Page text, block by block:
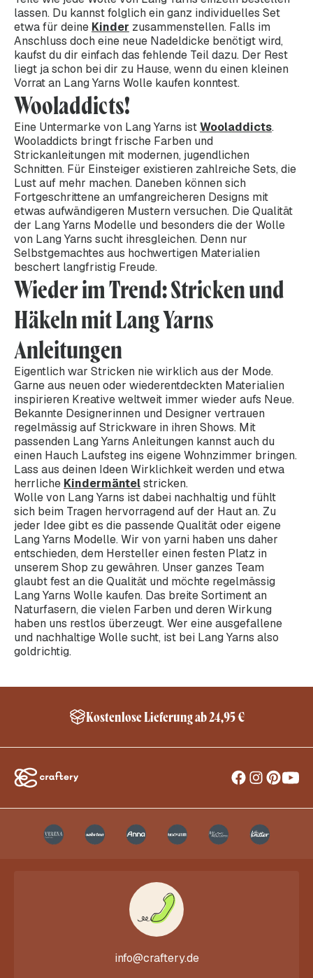
lassen. Du kannst folglich ein ganz individuelles Set
etwa für deine Kinder zusammenstellen. Falls im
Anschluss doch eine neue Nadeldicke benötigt wird,
kaufst du dir einfach das fehlende Teil dazu. Der Rest
liegt ja schon bei dir zu Hause, wenn du einen kleinen
Vorrat an Lang Yarns Wolle kaufen konntest.
Wooladdicts!
Eine Untermarke von Lang Yarns istWooladdicts.
Wooladdicts bringt frische Farben und
Strickanleitungen mit modernen, jugendlichen
Schnitten. Für Einsteiger existieren zahlreiche Sets, die
Lust auf mehr machen. Daneben können sich
Fortgeschrittene an umfangreicheren Designs mit
etwas aufwändigeren Mustern versuchen. Die Qualität
der Lang Yarns Modelle und besonders die der Wolle
von Lang Yarns sucht ihresgleichen. Denn nur
Selbstgemachtes aus hochwertigen Materialien
beschert langfristig Freude.
Wieder im Trend: Stricken und
Häkeln mit Lang Yarns
Anleitungen
Eigentlich war Stricken nie wirklich aus der Mode.
Garne aus neuen oder wiederentdeckten Materialien
inspirieren Kreative weltweit immer wieder aufs Neue.
Bekannte Designerinnen und Designer vertrauen
regelmässig auf Strickware in ihren Shows. Mit
passenden Lang Yarns Anleitungen kannst auch du
einen Hauch Laufsteg ins eigene Wohnzimmer bringen.
Lass aus deinen Ideen Wirklichkeit werden und etwa
herrliche Kindermäntelstricken.
Wolle von Lang Yarns ist dabei nachhaltig und fühlt
sich beim Tragen hervorragend auf der Haut an. Zu
jeder Idee gibt es die passende Qualität oder eigene
Lang Yarns Modelle. Wir von yarni haben uns daher
entschieden, dem Hersteller einen festen Platz in
unserem Shop zu gewähren. Unser ganzes Team
glaubt fest an die Qualität und möchte regelmässig
Lang Yarns Wolle kaufen. Das breite Sortiment an
Naturfasern, die vielen Farben und deren Wirkung
haben uns restlos überzeugt. Wer eine ausgefallene
und nachhaltige Wolle sucht, ist bei Lang Yarns also
goldrichtig.
Kostenlose Lieferung ab 24,95 €
info@craftery.de